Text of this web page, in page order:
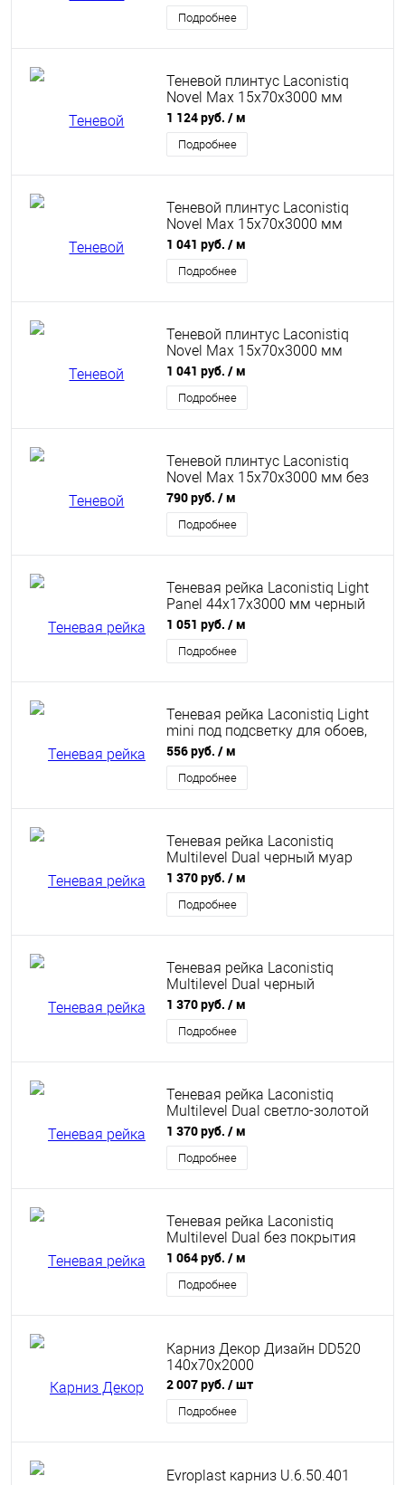
Подробнее
Теневой плинтус Laconistiq
Novel Max 15x70x3000 мм
светло-золотой
анодированный
1 124 руб. / м
Подробнее
Теневой плинтус Laconistiq
Novel Max 15x70x3000 мм
белый матовый
1 041 руб. / м
Подробнее
Теневой плинтус Laconistiq
Novel Max 15x70x3000 мм
черный муар
1 041 руб. / м
Подробнее
Теневой плинтус Laconistiq
Novel Max 15x70x3000 мм без
покрытия
790 руб. / м
Подробнее
Теневая рейка Laconistiq Light
Panel 44x17x3000 мм черный
анодированный
1 051 руб. / м
Подробнее
Теневая рейка Laconistiq Light
mini под подсветку для обоев,
панелей, керамогранита
14х13х3000 мм светло-золотой
556 руб. / м
Подробнее
Теневая рейка Laconistiq
Multilevel Dual черный муар
46,7x31x3000 мм
1 370 руб. / м
Подробнее
Теневая рейка Laconistiq
Multilevel Dual черный
анодированный 46,7x31x3000
мм
1 370 руб. / м
Подробнее
Теневая рейка Laconistiq
Multilevel Dual светло-золотой
анодированный 46,7x31x3000
мм
1 370 руб. / м
Подробнее
Теневая рейка Laconistiq
Multilevel Dual без покрытия
46,7x31x3000 мм
1 064 руб. / м
Подробнее
Карниз Декор Дизайн DD520
140х70х2000
2 007 руб. / шт
Подробнее
Evroplast карниз U.6.50.401